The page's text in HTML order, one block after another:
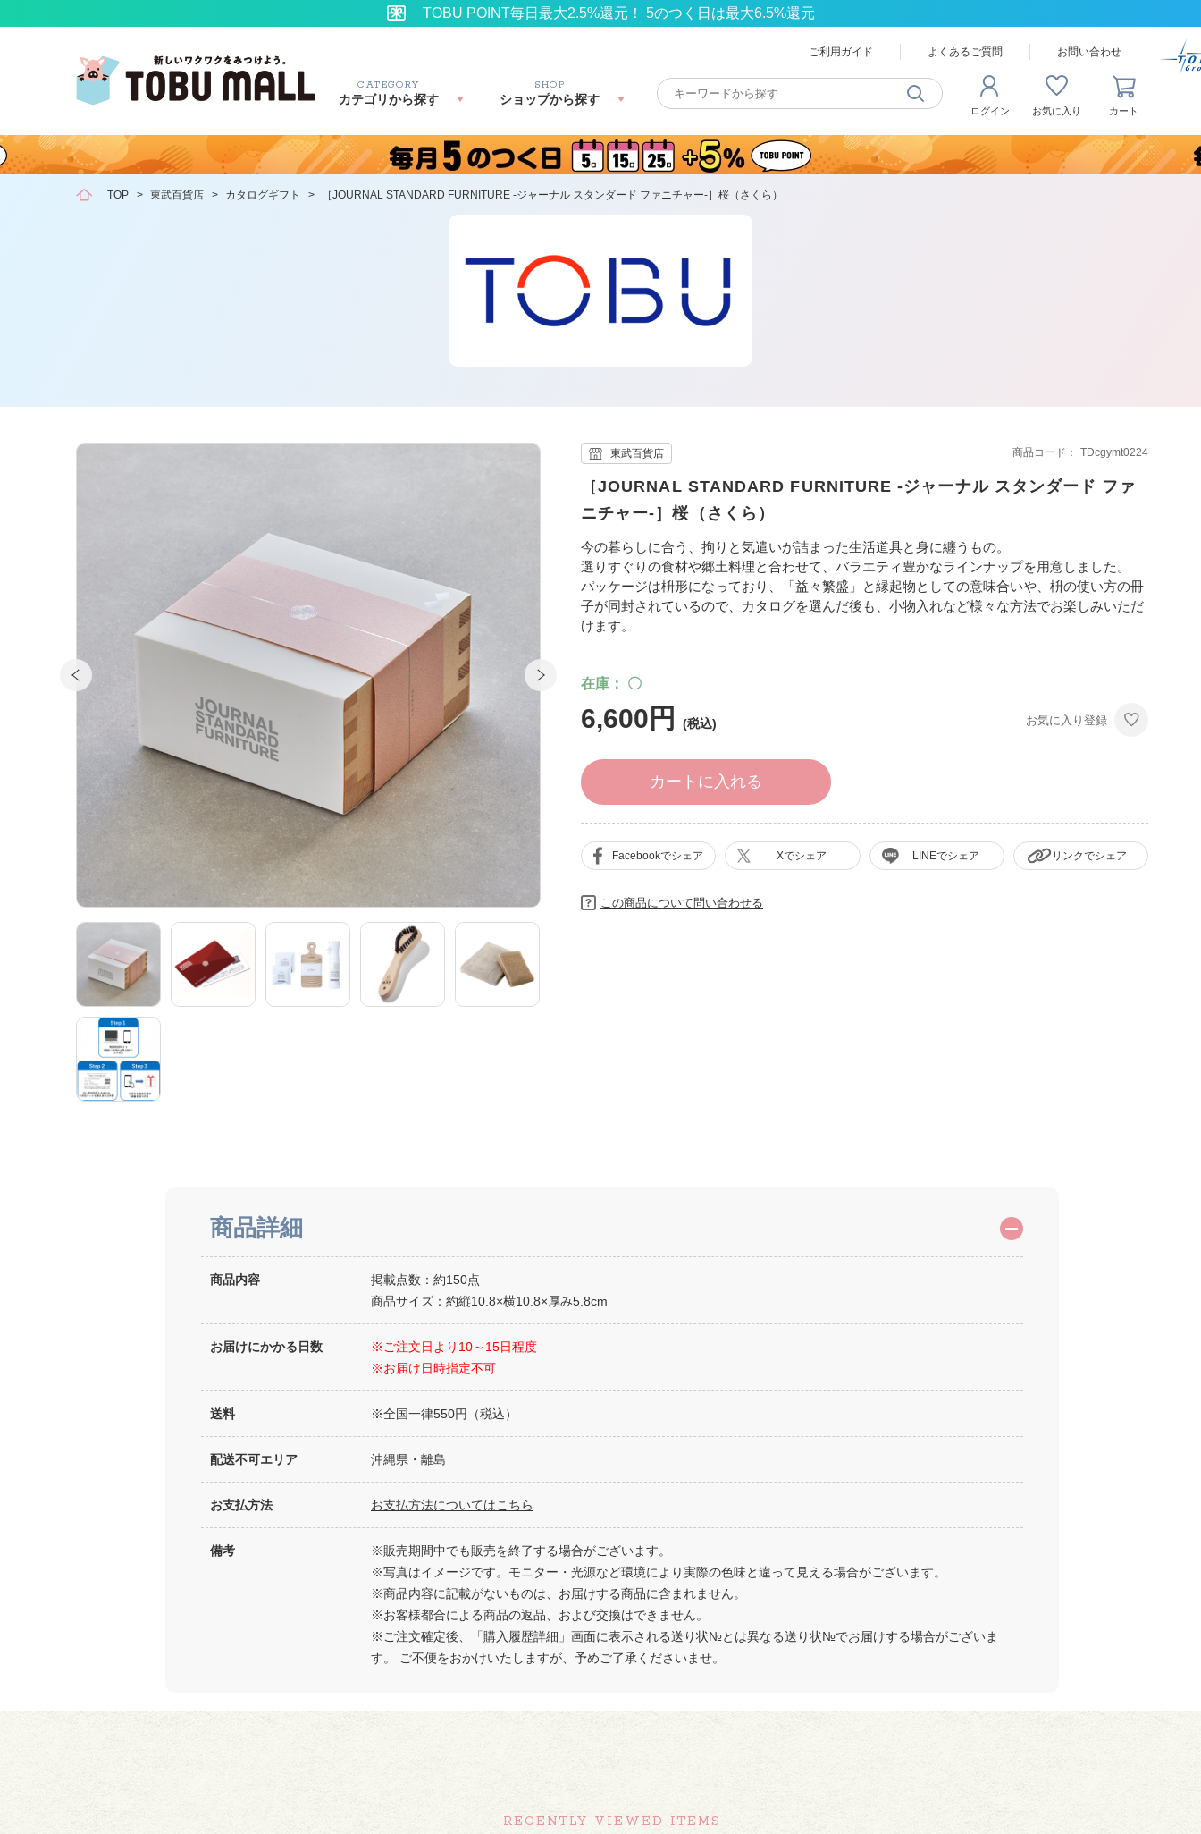
TOBU POINT毎日最大2.5%還元！ 5のつく日は最大6.5%還元
ご利用ガイド よくあるご質問 お問い合わせ
CATEGORY
カテゴリから探す
SHOP
ショップから探す
ログイン お気に入り カート
TOP > 東武百貨店 > カタログギフト > ［JOURNAL STANDARD FURNITURE -ジャーナル スタンダード ファニチャー-］桜（さくら）
［JOURNAL STANDARD FURNITURE -ジャーナル スタンダード ファ
ニチャー-］桜（さくら）
在庫 〇
6,600円 お気に入り登録
カートに入れる
東武百貨店 商品コード TDcgymt0224
今の暮らしに合う、拘りと気遣いが詰まった生活道具と身に纏うもの。
選りすぐりの食材や郷土料理と合わせて、バラエティ豊かなラインナップを用意しました。
パッケージは枡形になっており、「益々繁盛」と縁起物としての意味合いや、枡の使い方の冊
子が同封されているので、カタログを選んだ後も、小物入れなど様々な方法でお楽しみいただ
けます。
この商品について問い合わせる
Facebookでシェア Xでシェア LINEでシェア リンクでシェア
商品詳細
商品内容
掲載点数：約150点
商品サイズ：約縦10.8×横10.8×厚み5.8cm
お届けにかかる日数
※ご注文日より10～15日程度
※お届け日時指定不可
送料 ※全国一律550円（税込）
配送不可エリア 沖縄県・離島
お支払方法 お支払方法についてはこちら
備考
※販売期間中でも販売を終了する場合がございます。
※写真はイメージです。モニター・光源など環境により実際の色味と違って見える場合がございます。
※商品内容に記載がないものは、お届けする商品に含まれません。
※お客様都合による商品の返品、および交換はできません。
※ご注文確定後、「購入履歴詳細」画面に表示される送り状№とは異なる送り状№でお届けする場合がございま
す。 ご不便をおかけいたしますが、予めご了承くださいませ。
RECENTLY VIEWED ITEMS